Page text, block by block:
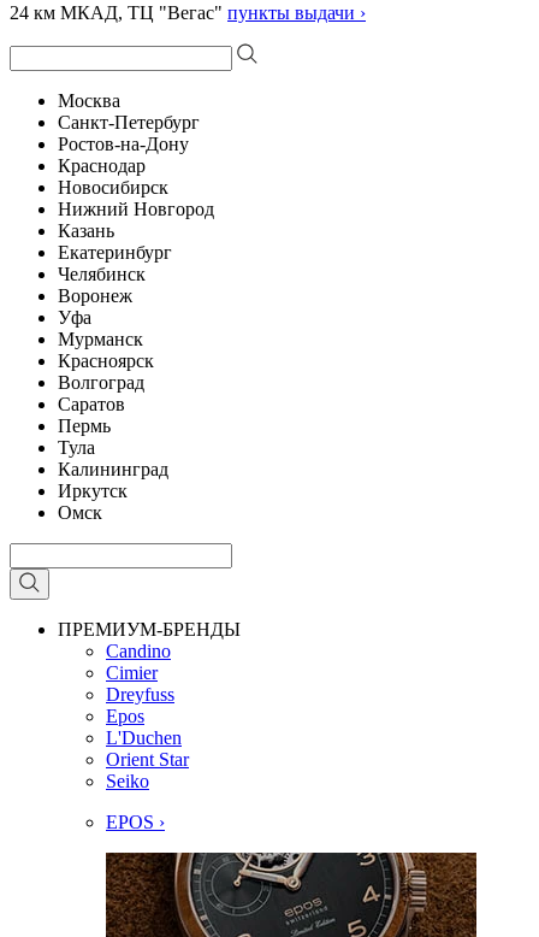
24 км МКАД, ТЦ "Вегас" пункты выдачи ›
Москва
Санкт-Петербург
Ростов-на-Дону
Краснодар
Новосибирск
Нижний Новгород
Казань
Екатеринбург
Челябинск
Воронеж
Уфа
Мурманск
Красноярск
Волгоград
Саратов
Пермь
Тула
Калининград
Иркутск
Омск
ПРЕМИУМ-БРЕНДЫ
Candino
Cimier
Dreyfuss
Epos
L'Duchen
Orient Star
Seiko
EPOS ›